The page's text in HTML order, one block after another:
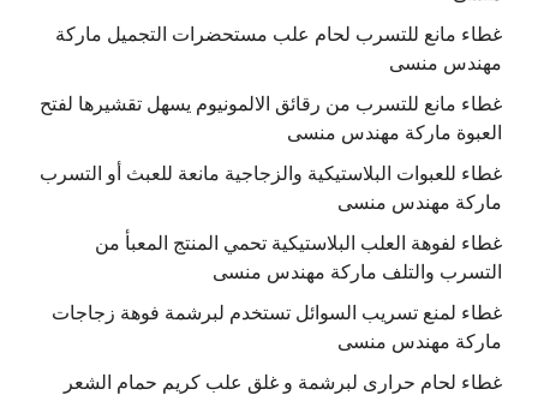
غطاء مانع للتسرب لحام علب مستحضرات التجميل ماركة
مهندس منسى
غطاء مانع للتسرب من رقائق الالمونيوم يسهل تقشيرها لفتح
العبوة ماركة مهندس منسى
غطاء للعبوات البلاستيكية والزجاجية مانعة للعبث أو التسرب
ماركة مهندس منسى
غطاء لفوهة العلب البلاستيكية تحمي المنتج المعبأ من
التسرب والتلف ماركة مهندس منسى
غطاء لمنع تسريب السوائل تستخدم لبرشمة فوهة زجاجات
ماركة مهندس منسى
غطاء لحام حرارى لبرشمة و غلق علب كريم حمام الشعر